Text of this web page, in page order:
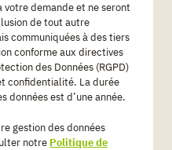
votre demande et ne seront
de tout autre
communiquées à des tiers
conforme aux directives
des Données (RGPD)
confidentialité. La durée
données est d’une année.
gestion des données
notre Politique de